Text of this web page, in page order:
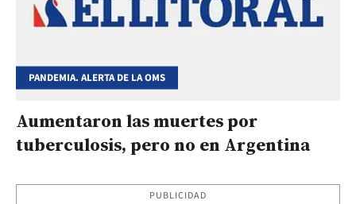
PANDEMIA. ALERTA DE LA OMS
Aumentaron las muertes por
tuberculosis, pero no en Argentina
PUBLICIDAD